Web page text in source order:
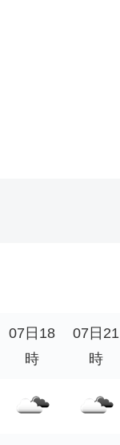
07日18
時
07日21
時